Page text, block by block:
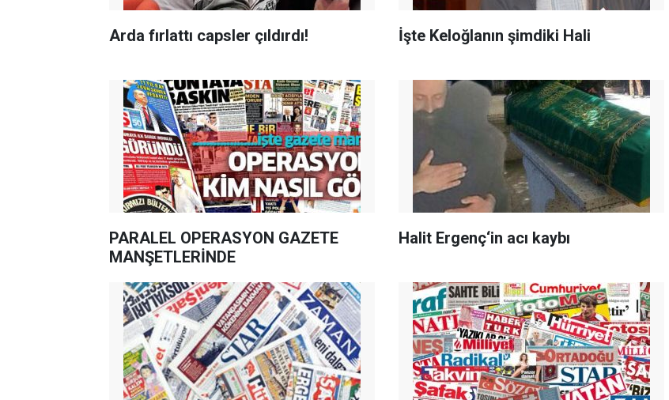
Arda fırlattı capsler çıldırdı! İşte Keloğlanın şimdiki Hali
PARALEL OPERASYON GAZETE
MANŞETLERİNDE
Halit Ergenç‘in acı kaybı